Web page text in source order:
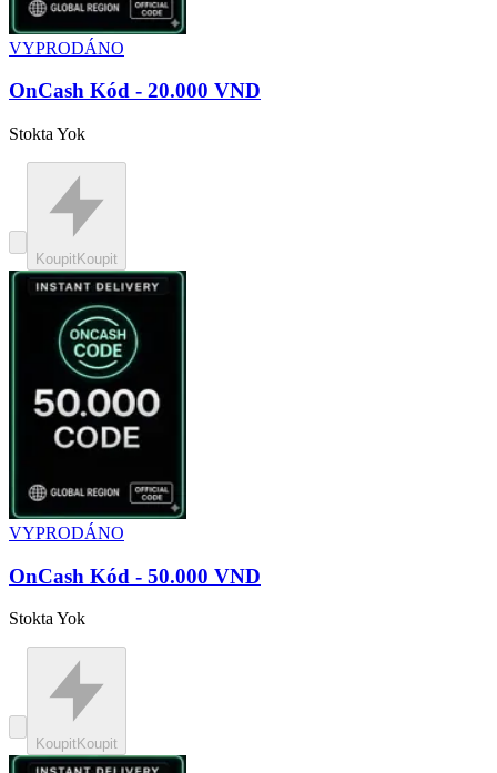
VYPRODÁNO
OnCash Kód - 20.000 VND
Stokta Yok
KoupitKoupit
VYPRODÁNO
OnCash Kód - 50.000 VND
Stokta Yok
KoupitKoupit